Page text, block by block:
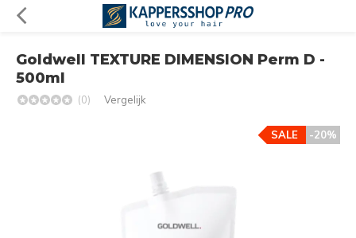
Goldwell TEXTURE DIMENSION Perm D -
500ml
(0) Vergelijk
-20%
SALE